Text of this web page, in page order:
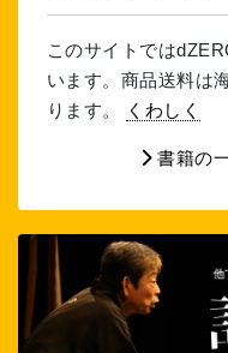
このサイトでは
います。商品送料は
ります。
くわしく
書籍の